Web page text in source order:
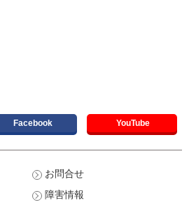
Facebook YouTube
お問合せ
障害情報